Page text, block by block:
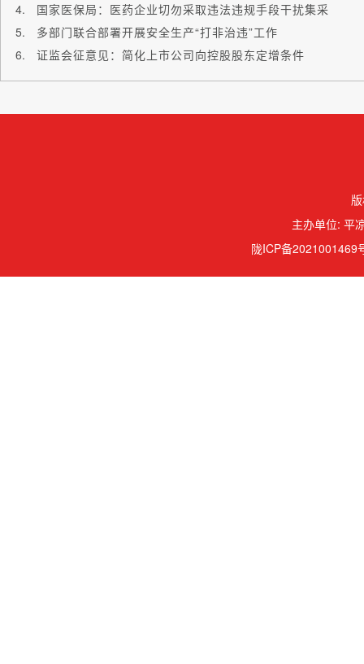
国家医保局：医药企业切勿采取违法违规手段干扰集采
多部门联合部署开展安全生产“打非治违”工作
证监会征意见：简化上市公司向控股股东定增条件
主办单位: 平
陇ICP备2021001469